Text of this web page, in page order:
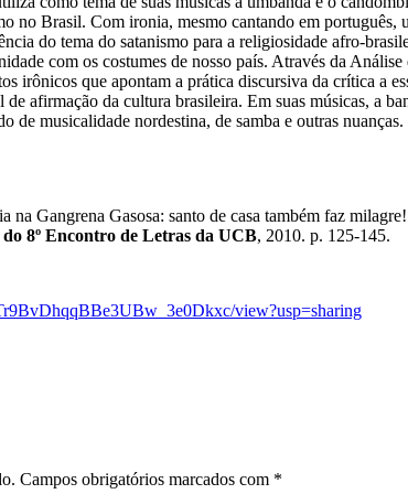
no Brasil. Com ironia, mesmo cantando em português,
do tema do satanismo para a religiosidade afro-
com os costumes de nosso país. Através da
irônicos que apontam a prática discursiva da crítica a
afirmação da cultura brasileira. Em suas músicas, a
musicalidade nordestina, de samba e outras nuanças.
Gangrena Gasosa: santo de casa também faz
do 8º Encontro de Letras da UCB, 2010. p. 125-145.
view?usp=sharing
Campos obrigatórios marcados com *